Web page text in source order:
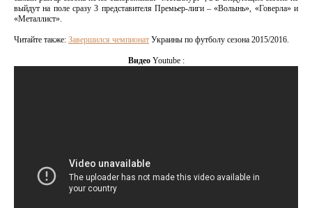
выйдут на поле сразу 3 представителя Премьер-лиги – «Волынь», «Говерла» и
«Металлист».
Читайте также: Завершился чемпионат Украины по футболу сезона 2015/2016.
ВидеоYoutube :